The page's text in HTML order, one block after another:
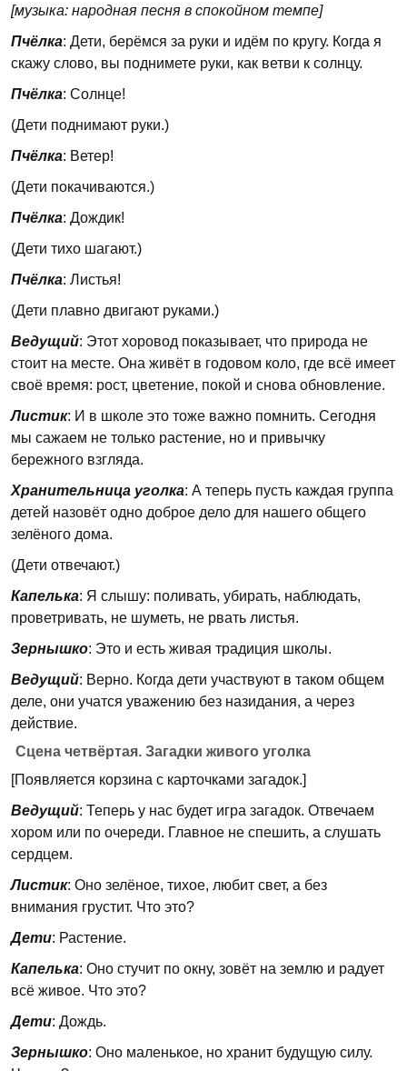
[музыка: народная песня в спокойном темпе]
Пчёлка: Дети, берёмся за руки и идём по кругу. Когда я
скажу слово, вы поднимете руки, как ветви к солнцу.
Пчёлка: Солнце!
(Дети поднимают руки.)
Пчёлка: Ветер!
(Дети покачиваются.)
Пчёлка: Дождик!
(Дети тихо шагают.)
Пчёлка: Листья!
(Дети плавно двигают руками.)
Ведущий: Этот хоровод показывает, что природа не
стоит на месте. Она живёт в годовом коло, где всё имеет
своё время: рост, цветение, покой и снова обновление.
Листик: И в школе это тоже важно помнить. Сегодня
мы сажаем не только растение, но и привычку
бережного взгляда.
Хранительница уголка: А теперь пусть каждая группа
детей назовёт одно доброе дело для нашего общего
зелёного дома.
(Дети отвечают.)
Капелька: Я слышу: поливать, убирать, наблюдать,
проветривать, не шуметь, не рвать листья.
Зернышко: Это и есть живая традиция школы.
Ведущий: Верно. Когда дети участвуют в таком общем
деле, они учатся уважению без назидания, а через
действие.
Сцена четвёртая. Загадки живого уголка
[Появляется корзина с карточками загадок.]
Ведущий: Теперь у нас будет игра загадок. Отвечаем
хором или по очереди. Главное не спешить, а слушать
сердцем.
Листик: Оно зелёное, тихое, любит свет, а без
внимания грустит. Что это?
Дети: Растение.
Капелька: Оно стучит по окну, зовёт на землю и радует
всё живое. Что это?
Дети: Дождь.
Зернышко: Оно маленькое, но хранит будущую силу.